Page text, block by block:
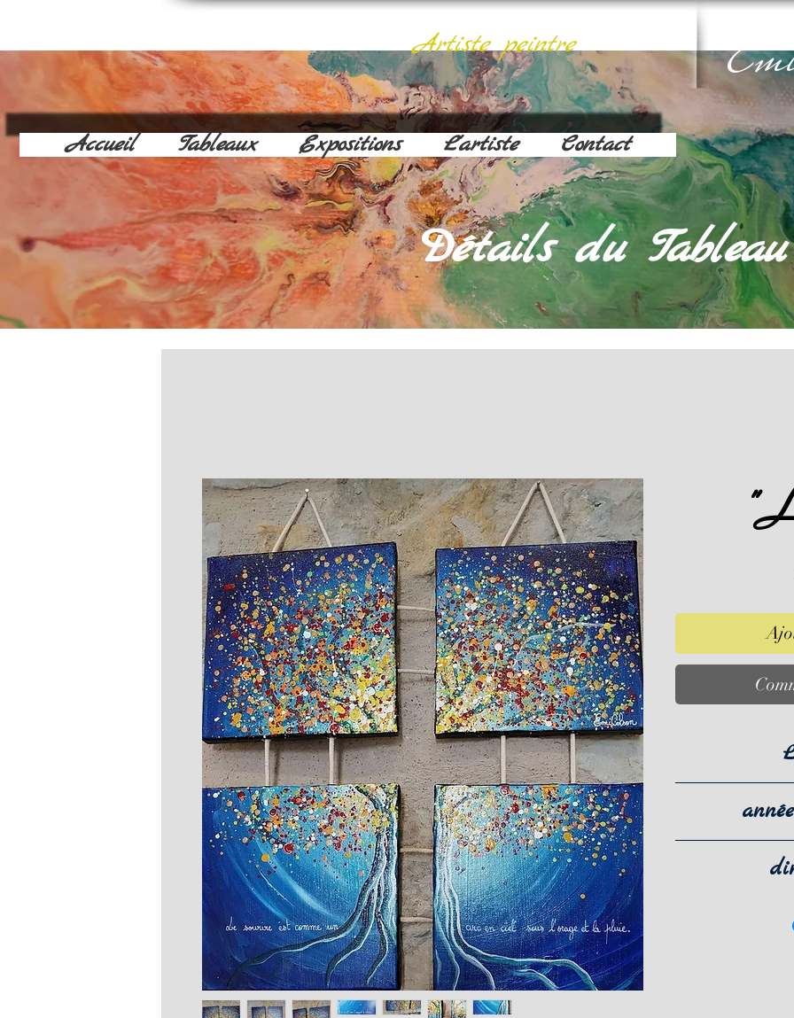
Artiste peintre
Accueil Tableaux Expositions L'artiste Contact
Détails du Tableau
"
Les frais
France
"Livraison et
La livraison
x 4 soit